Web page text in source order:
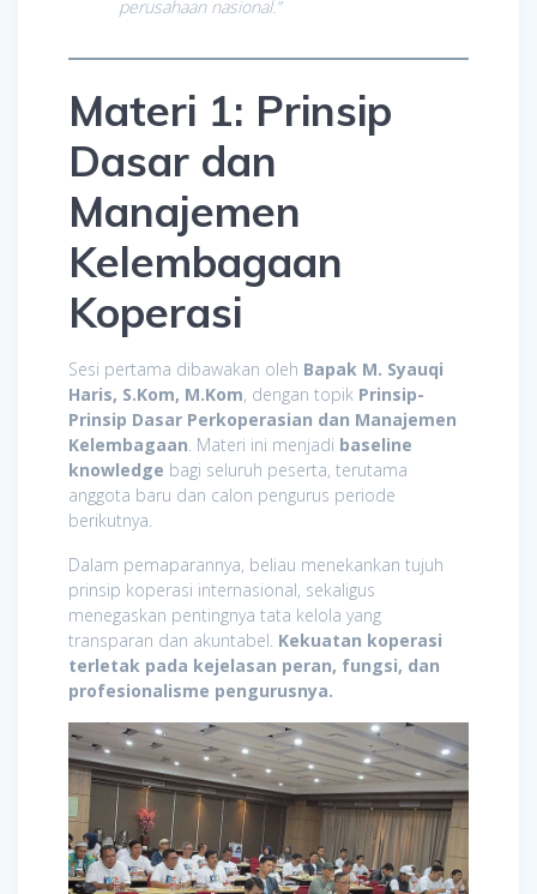
perusahaan nasional.”
Materi 1: Prinsip
Dasar dan
Manajemen
Kelembagaan
Koperasi
Sesi pertama dibawakan oleh Bapak M. Syauqi
Haris, S.Kom, M.Kom, dengan topik Prinsip-
Prinsip Dasar Perkoperasian dan Manajemen
Kelembagaan. Materi ini menjadi baseline
knowledge bagi seluruh peserta, terutama
anggota baru dan calon pengurus periode
berikutnya.
Dalam pemaparannya, beliau menekankan tujuh
prinsip koperasi internasional, sekaligus
menegaskan pentingnya tata kelola yang
transparan dan akuntabel. Kekuatan koperasi
terletak pada kejelasan peran, fungsi, dan
profesionalisme pengurusnya.